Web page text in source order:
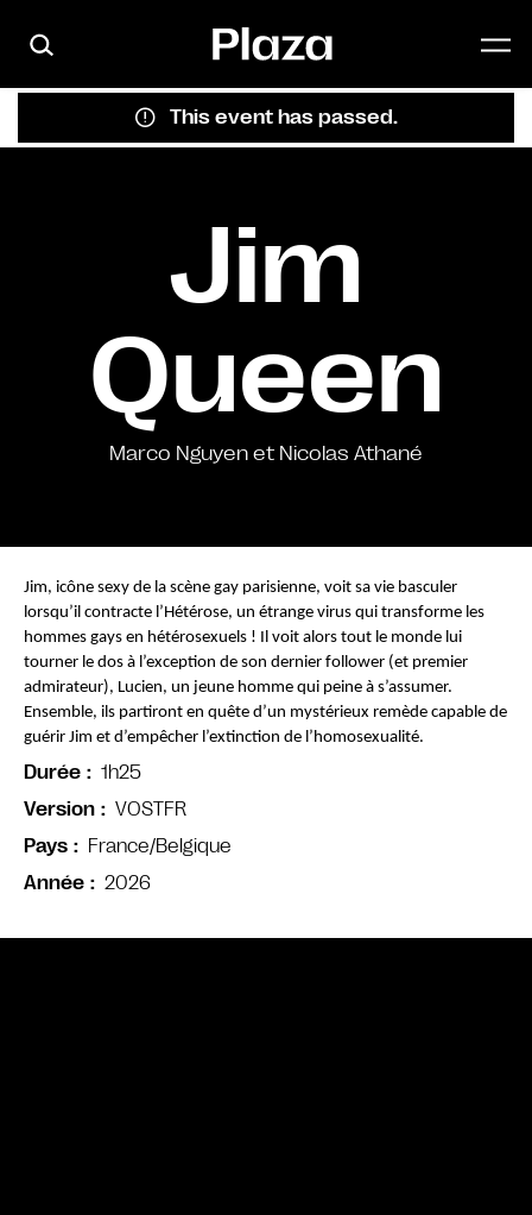
This event has passed.
Jim
Queen
Marco Nguyen et Nicolas Athané
Jim, icône sexy de la scène gay parisienne, voit sa vie basculer
lorsqu’il contracte l’Hétérose, un étrange virus qui transforme les
hommes gays en hétérosexuels ! Il voit alors tout le monde lui
tourner le dos à l’exception de son dernier follower (et premier
admirateur), Lucien, un jeune homme qui peine à s’assumer.
Ensemble, ils partiront en quête d’un mystérieux remède capable de
guérir Jim et d’empêcher l’extinction de l’homosexualité.
Durée
1h25
Version
VOSTFR
Pays
France/Belgique
Année
2026